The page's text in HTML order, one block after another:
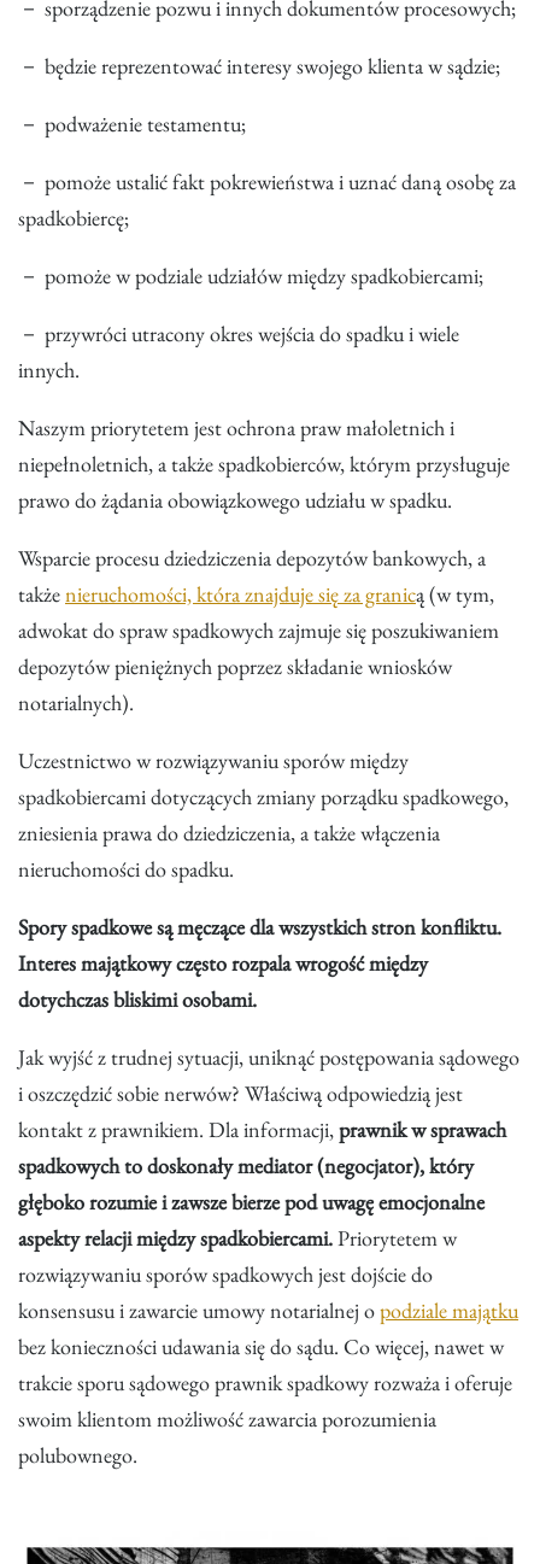
－ sporządzenie pozwu i innych dokumentów procesowych;
－ będzie reprezentować interesy swojego klienta w sądzie;
－ podważenie testamentu;
－ pomoże ustalić fakt pokrewieństwa i uznać daną osobę za
spadkobiercę;
－ pomoże w podziale udziałów między spadkobiercami;
－ przywróci utracony okres wejścia do spadku i wiele
innych.
Naszym priorytetem jest ochrona praw małoletnich i
niepełnoletnich, a także spadkobierców, którym przysługuje
prawo do żądania obowiązkowego udziału w spadku.
Wsparcie procesu dziedziczenia depozytów bankowych, a
takżenieruchomości, która znajduje się za granicą (w tym,
adwokat do spraw spadkowych zajmuje się poszukiwaniem
depozytów pieniężnych poprzez składanie wniosków
notarialnych).
Uczestnictwo w rozwiązywaniu sporów między
spadkobiercami dotyczących zmiany porządku spadkowego,
zniesienia prawa do dziedziczenia, a także włączenia
nieruchomości do spadku.
Spory spadkowe są męczące dla wszystkich stron konfliktu.
Interes majątkowy często rozpala wrogość między
dotychczas bliskimi osobami.
Jak wyjść z trudnej sytuacji, uniknąć postępowania sądowego
i oszczędzić sobie nerwów? Właściwą odpowiedzią jest
kontakt z prawnikiem. Dla informacji,prawnik w sprawach
spadkowych to doskonały mediator (negocjator), który
głęboko rozumie i zawsze bierze pod uwagę emocjonalne
aspekty relacji między spadkobiercami.Priorytetem w
rozwiązywaniu sporów spadkowych jest dojście do
konsensusu i zawarcie umowy notarialnej opodziale majątku
bez konieczności udawania się do sądu. Co więcej, nawet w
trakcie sporu sądowego prawnik spadkowy rozważa i oferuje
swoim klientom możliwość zawarcia porozumienia
polubownego.